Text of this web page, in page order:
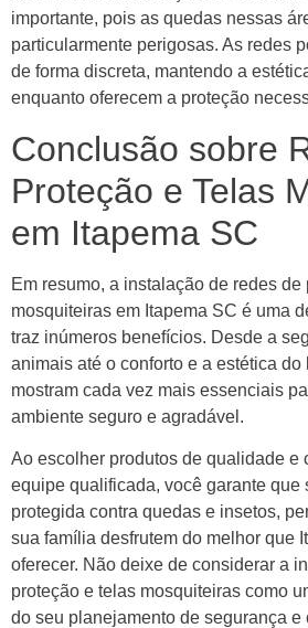
importante, pois as quedas nessas
particularmente perigosas. As redes
de forma discreta, mantendo a
enquanto oferecem a proteção
Conclusão sobre
Proteção e Telas
em Itapema SC
Em resumo, a instalação de redes de
mosquiteiras em Itapema SC é uma
traz inúmeros benefícios. Desde a
animais até o conforto e a estética
mostram cada vez mais essenciais
ambiente seguro e agradável.
Ao escolher produtos de qualidade e
equipe qualificada, você garante que
protegida contra quedas e insetos,
sua família desfrutem do melhor que
oferecer. Não deixe de considerar a
proteção e telas mosquiteiras como
do seu planejamento de segurança e